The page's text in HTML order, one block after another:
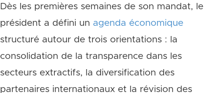
Dès les premières semaines de son mandat, le
président a défini un agenda économique
structuré autour de trois orientations : la
consolidation de la transparence dans les
secteurs extractifs, la diversification des
partenaires internationaux et la révision des